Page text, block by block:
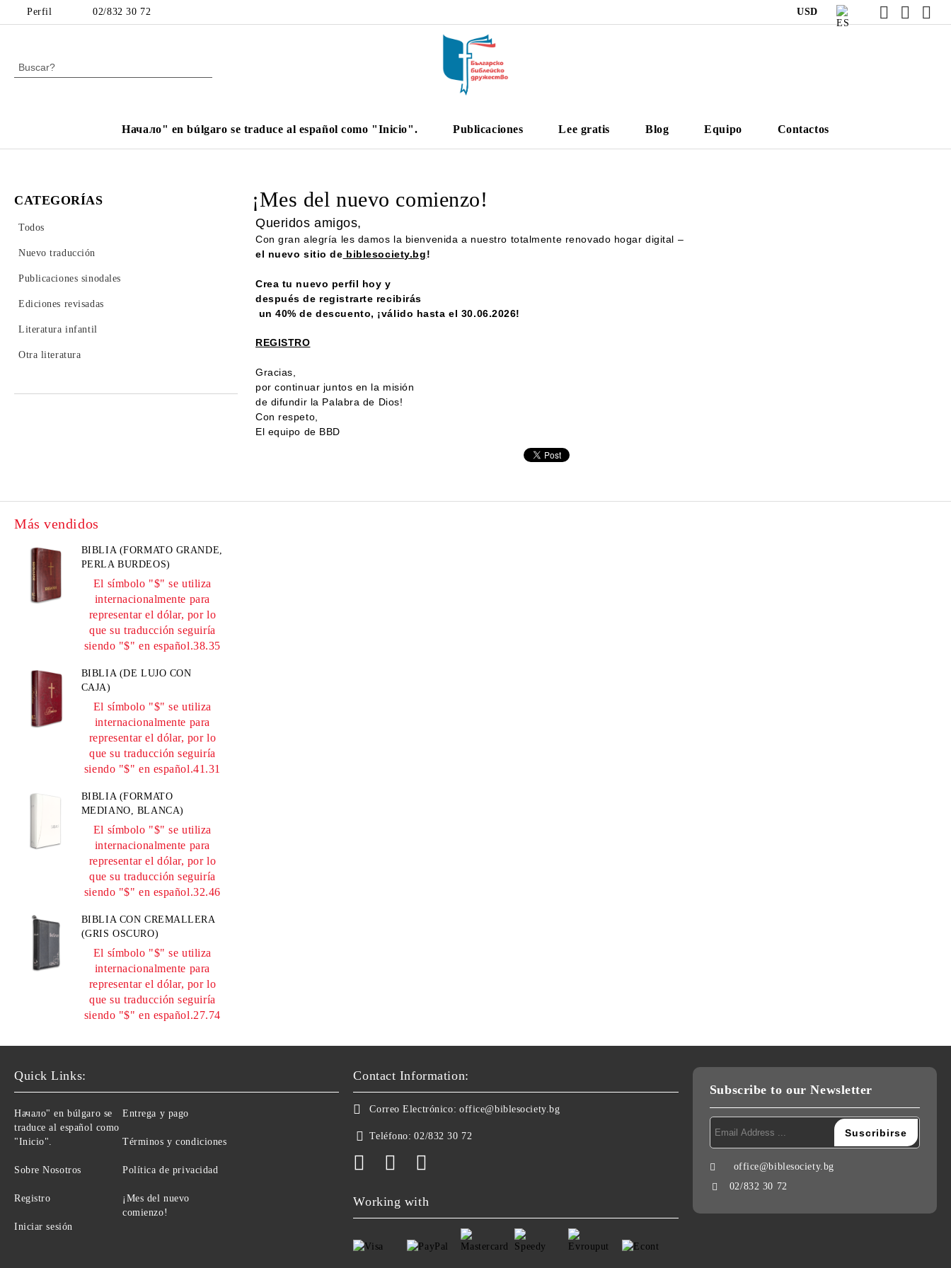
Perfil 02/832 30 72 USD
Начало" en búlgaro se traduce al español como "Inicio". Publicaciones Lee gratis Blog Equipo Contactos
CATEGORÍAS
Todos
Nuevo traducción
Publicaciones sinodales
Ediciones revisadas
Literatura infantil
Otra literatura
¡Mes del nuevo comienzo!
Queridos amigos,
Con gran alegría les damos la bienvenida a nuestro totalmente renovado hogar digital –
el nuevo sitio de biblesociety.bg!
Crea tu nuevo perfil hoy y
después de registrarte recibirás
un 40% de descuento, ¡válido hasta el 30.06.2026!
REGISTRO
Gracias,
por continuar juntos en la misión
de difundir la Palabra de Dios!
Con respeto,
El equipo de BBD
Más vendidos
BIBLIA (FORMATO GRANDE,
PERLA BURDEOS)
El símbolo "$" se utiliza
internacionalmente para
representar el dólar, por lo
que su traducción seguiría
siendo "$" en español.38.35
BIBLIA (DE LUJO CON
CAJA)
El símbolo "$" se utiliza
internacionalmente para
representar el dólar, por lo
que su traducción seguiría
siendo "$" en español.41.31
BIBLIA (FORMATO
MEDIANO, BLANCA)
El símbolo "$" se utiliza
internacionalmente para
representar el dólar, por lo
que su traducción seguiría
siendo "$" en español.32.46
BIBLIA CON CREMALLERA
(GRIS OSCURO)
El símbolo "$" se utiliza
internacionalmente para
representar el dólar, por lo
que su traducción seguiría
siendo "$" en español.27.74
Quick Links:
Начало" en búlgaro se
traduce al español como
"Inicio".
Sobre Nosotros
Registro
Iniciar sesión
Entrega y pago
Términos y condiciones
Política de privacidad
¡Mes del nuevo
comienzo!
Contact Information:
Correo Electrónico: office@biblesociety.bg
Teléfono: 02/832 30 72
Working with
Subscribe to our Newsletter
office@biblesociety.bg
02/832 30 72